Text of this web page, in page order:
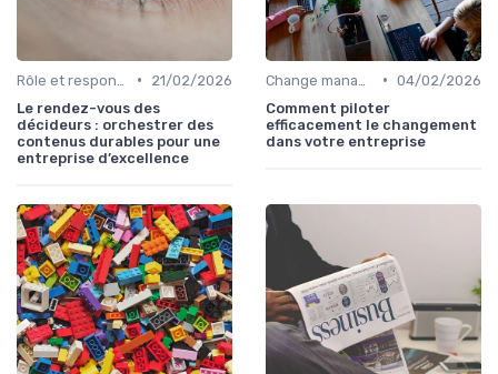
•
21/02/2026
Le rendez-vous des
décideurs : orchestrer des
contenus durables pour une
entreprise d’excellence
• 04/02/2026
Comment piloter
efficacement le changement
dans votre entreprise